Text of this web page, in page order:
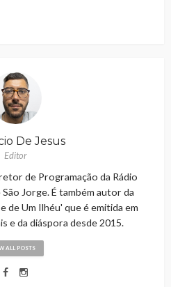
De Jesus
Editor
de Programação da Rádio
Jorge. É também autor da
de Um Ilhéu' que é emitida em
e da diáspora desde 2015.
ALL POSTS